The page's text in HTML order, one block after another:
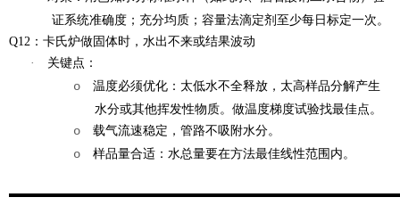
证系统准确度；充分均质；容量法滴定剂至少每日标定一次。
Q12：卡氏炉做固体时，水出不来或结果波动
·
关键点 ：
o
温度必须优化：太低水不全释放，太高样品分解产生
水分或其他挥发性物质。做温度梯度试验找最佳点。
o 载气流速稳定，管路不吸附水分。
o 样品量合适：水总量要在方法最佳线性范围内。